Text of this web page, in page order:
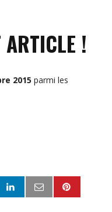
!
2015 parmi les